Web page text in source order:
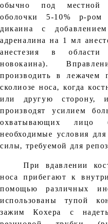
обычно под местной
оболочки 5-10% р-
дикаина с
адреналина на 1 мл
анестезия в
новокаина).
производить в лежачем
сколиозе носа, когда
или другую сторону,
производят усилием
охватывающих лицо
необходимые условия
силы, требуемой для
При вдавлении
носа прибегают к
помощью различных
использованы тупой
зажим Кохера с